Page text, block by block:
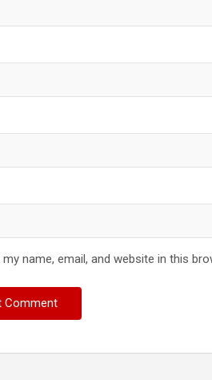
my name, email, and website in this